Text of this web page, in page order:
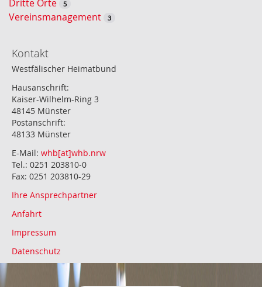
Dritte Orte 5
Vereinsmanagement 3
Kontakt
Westfälischer Heimatbund
Hausanschrift:
Kaiser-Wilhelm-Ring 3
48145 Münster
Postanschrift:
48133 Münster
E-Mail: whb[at]whb.nrw
Tel.: 0251 203810-0
Fax: 0251 203810-29
Ihre Ansprechpartner
Anfahrt
Impressum
Datenschutz